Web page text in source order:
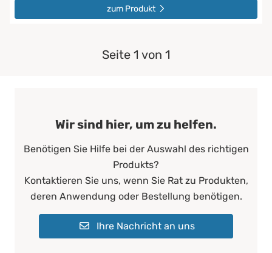
zum Produkt
Seite 1 von 1
Wir sind hier, um zu helfen.
Benötigen Sie Hilfe bei der Auswahl des richtigen
Produkts?
Kontaktieren Sie uns, wenn Sie Rat zu Produkten,
deren Anwendung oder Bestellung benötigen.
Ihre Nachricht an uns